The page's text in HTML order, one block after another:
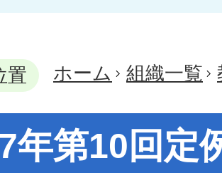
置 ホーム 組織一覧
年第10回定